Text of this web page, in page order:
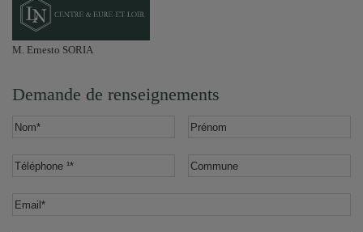
M. Ernesto SORIA
Demande de renseignements